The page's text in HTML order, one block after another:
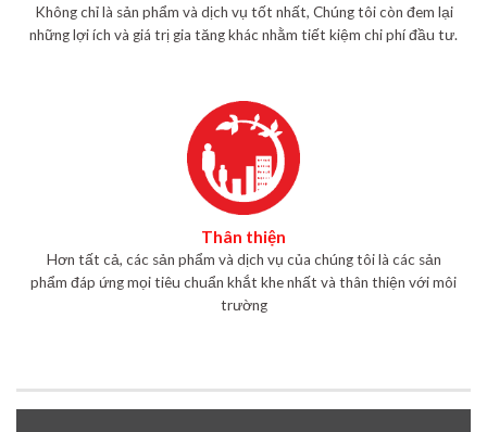
Không chỉ là sản phẩm và dịch vụ tốt nhất, Chúng tôi còn đem lại
những lợi ích và giá trị gia tăng khác nhằm tiết kiệm chi phí đầu tư.
Thân thiện
Hơn tất cả, các sản phẩm và dịch vụ của chúng tôi là các sản
phẩm đáp ứng mọi tiêu chuẩn khắt khe nhất và thân thiện với môi
trường